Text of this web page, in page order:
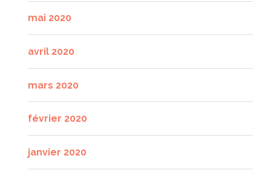
mai 2020
avril 2020
mars 2020
février 2020
janvier 2020